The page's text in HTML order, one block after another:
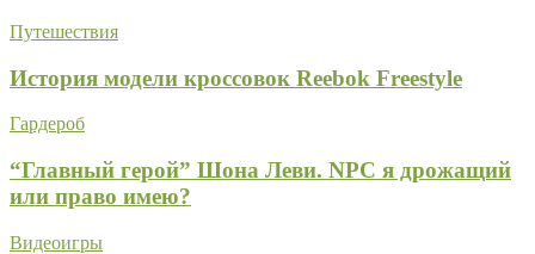
Путешествия
История модели кроссовок Reebok Freestyle
Гардероб
“Главный герой” Шона Леви. NPC я дрожащий
или право имею?
Видеоигры